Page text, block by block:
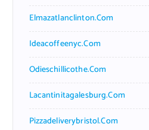
Elmazatlanclinton.com
Ideacoffeenyc.com
Odieschillicothe.com
Lacantinitagalesburg.com
Pizzadeliverybristol.com